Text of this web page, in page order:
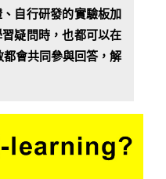
自行研發的實驗板加
疑問時，也都可以在
會共同參與回答，解